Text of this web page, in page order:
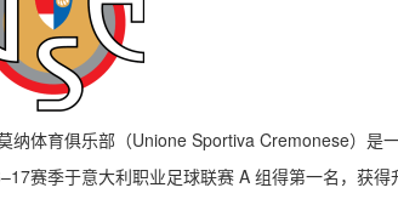
纳体育俱乐部（Unione Sportiva Cremonese）是
赛季于意大利职业足球联赛 A 组得第一名，获得